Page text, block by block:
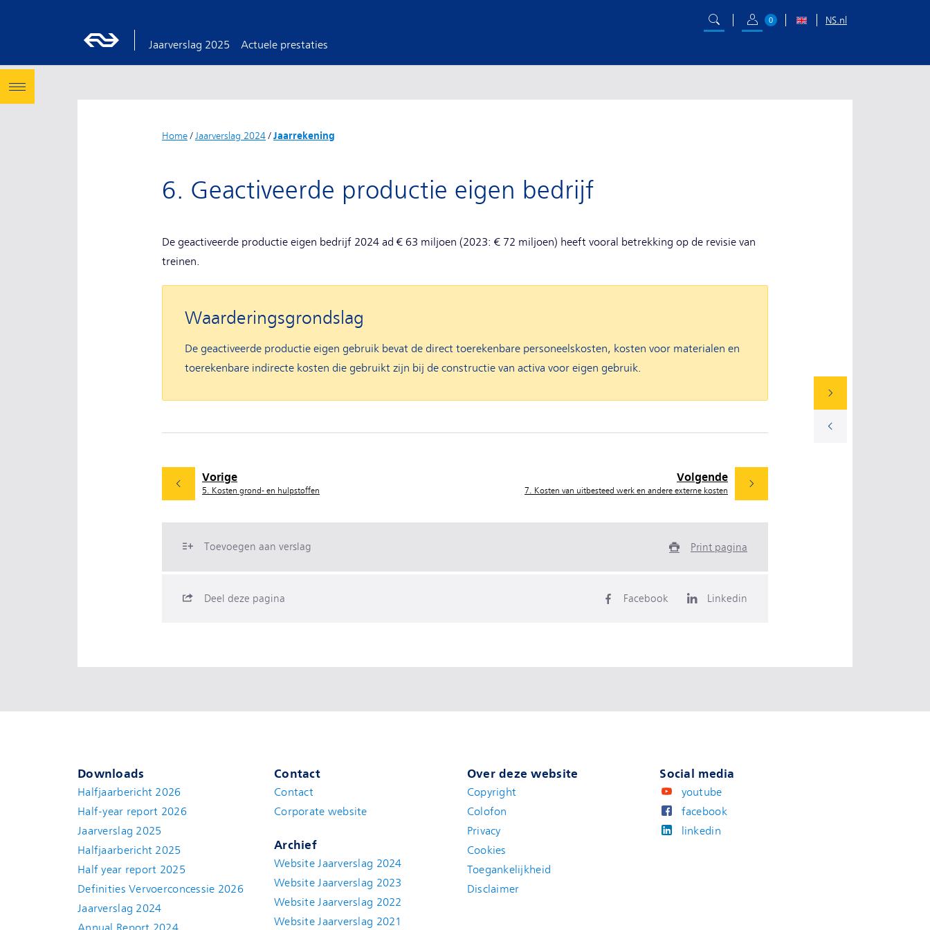
Jaarverslag 2025 Actuele prestaties
0 NS.nl
Home/ Jaarverslag 2024/Jaarrekening
6. Geactiveerde productie eigen bedrijf
De geactiveerde productie eigen bedrijf 2024 ad € 63 miljoen (2023: € 72 miljoen) heeft vooral betrekking op de revisie van
treinen.
Waarderingsgrondslag
De geactiveerde productie eigen gebruik bevat de direct toerekenbare personeelskosten, kosten voor materialen en
toerekenbare indirecte kosten die gebruikt zijn bij de constructie van activa voor eigen gebruik.
Volgende
7. Kosten van uitbesteed werk en andere externe kosten
Vorige
5. Kosten grond- en hulpstoffen
Toevoegen aan verslag Print pagina
Deel deze pagina Facebook Linkedin
Downloads
Halfjaarbericht 2026
Half-year report 2026
Jaarverslag 2025
Halfjaarbericht 2025
Half year report 2025
Definities Vervoerconcessie 2026
Jaarverslag 2024
Contact
Contact(new window)
Corporate website
Archief
Website Jaarverslag 2024
Website Jaarverslag 2023
Website Jaarverslag 2022
Website Jaarverslag 2021
Over deze website
Copyright
Colofon
Privacy
Cookies
Toegankelijkheid
Disclaimer
Social media
youtube
facebook
linkedin